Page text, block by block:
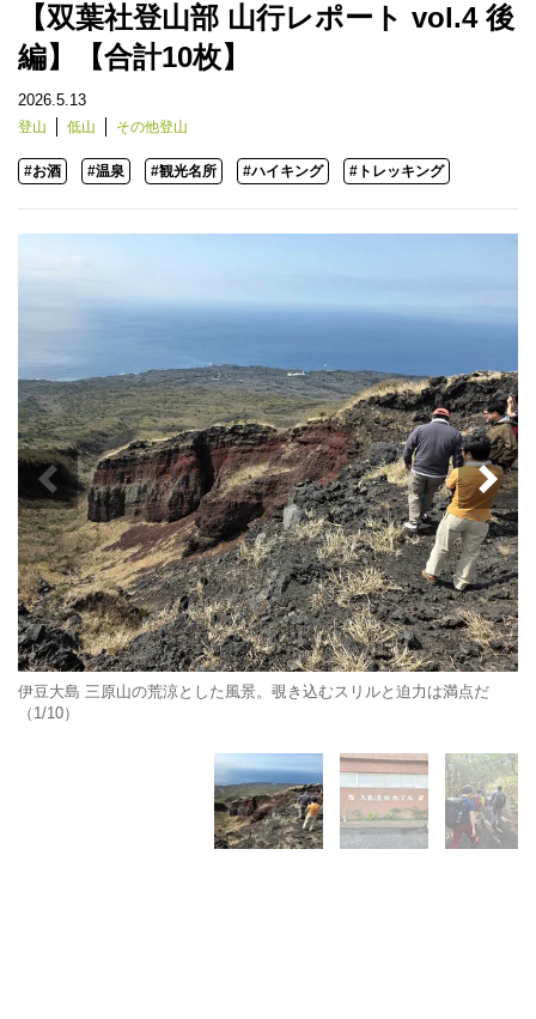
【双葉社登山部 山行レポート vol.4 後
編】【合計10枚】
2026.5.13
登山 低山 その他登山
#お酒 #温泉 #観光名所 #ハイキング #トレッキング
伊豆大島 三原山の荒涼とした風景。覗き込むスリルと迫力は満点だ
（1/10）